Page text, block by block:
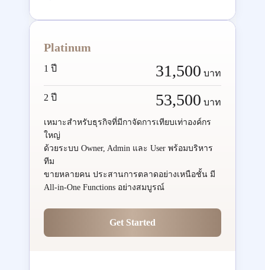
Platinum
1 ปี 31,500 บาท
2 ปี 53,500 บาท
เหมาะสำหรับธุรกิจที่มีกาจัดการเทียบเท่าองค์กร
ใหญ่
ด้วยระบบ Owner, Admin และ User พร้อมบริหาร
ทีม
ขายหลายคน ประสานการตลาดอย่างเหนือชั้น มี
All-in-One Functions อย่างสมบูรณ์
Get Started